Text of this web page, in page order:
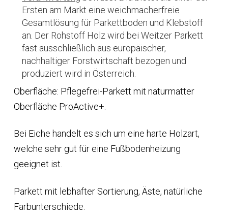
Ersten am Markt eine weichmacherfreie
Gesamtlösung für Parkettboden und Klebstoff
an. Der Rohstoff Holz wird bei Weitzer Parkett
fast ausschließlich aus europäischer,
nachhaltiger Forstwirtschaft bezogen und
produziert wird in Österreich.
Oberfläche: Pflegefrei-Parkett mit naturmatter
Oberfläche ProActive+.
Bei Eiche handelt es sich um eine harte Holzart,
welche sehr gut für eine Fußbodenheizung
geeignet ist.
Parkett mit lebhafter Sortierung, Äste, natürliche
Farbunterschiede.